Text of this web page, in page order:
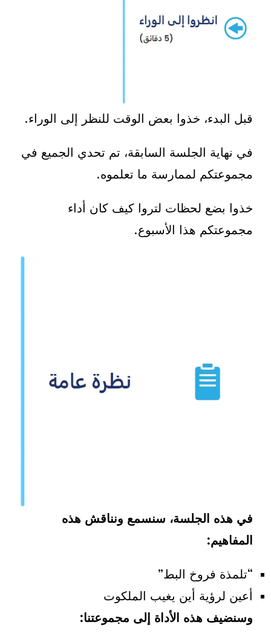
قبل البدء، خذوا بعض الوقت للنظر إلى الوراء.
في نهاية الجلسة السابقة، تم تحدي الجميع في
مجموعتكم لممارسة ما تعلموه.
خذوا بضع لحظات لتروا كيف كان أداء
مجموعتكم هذا الأسبوع.
في هذه الجلسة، سنسمع ونناقش هذه
المفاهيم:
“تلمذة فروخ البط”
أعين لرؤية أين يغيب الملكوت
وسنضيف هذه الأداة إلى مجموعتنا: